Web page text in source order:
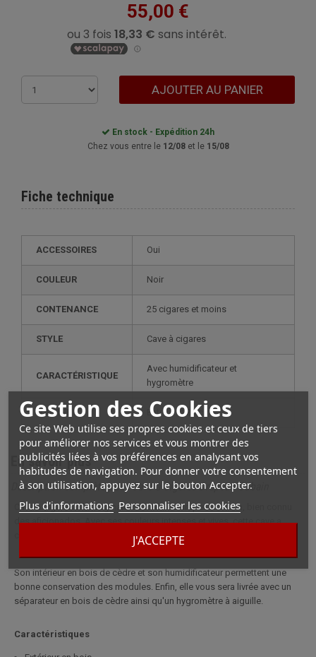
Gestion des Cookies
Ce site Web utilise ses propres cookies et ceux de tiers
pour améliorer nos services et vous montrer des
publicités liées à vos préférences en analysant vos
habitudes de navigation. Pour donner votre consentement
à son utilisation, appuyez sur le bouton Accepter.
Plus d'informations Personnaliser les cookies
J'ACCEPTE
55,00 €
AJOUTER AU PANIER
En stock - Expédition 24h
Chez vous entre le 12/08et le 15/08
Fiche technique
ACCESSOIRES Oui
COULEUR Noir
CONTENANCE 25 cigares et moins
STYLE cave à cigares
CARACTÉRISTIQUE
avec humidificateur et
hygromètre
HAUTEUR entre 0 et 20 cm
En savoir plus
Description complète pour Cave à Cigares Drapeau Cubain
Cave à cigares très originale décorée du drapeau cubain, bien connu
des aficionados. Avec ses couleurs intenses et vives, cette cave a
cigare se distingue des autres caves.
Son intérieur en bois de cèdre et son humidificateur permettent une
bonne conservation des modules. Enfin, elle vous sera livrée avec un
séparateur en bois de cèdre ainsi qu'un hygromètre à aiguille.
Caractéristiques